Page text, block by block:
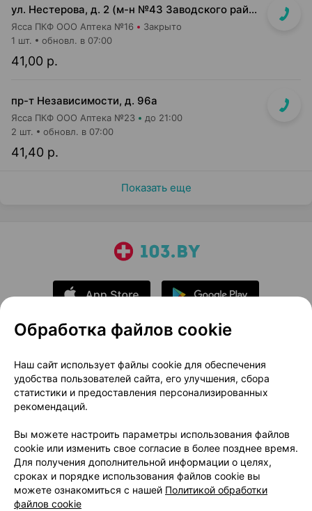
ул. Нестерова, д. 2 (м-н №43 Заводского райпищеторга)
Ясса ПКФ ООО Аптека №16 Закрыто
41,00 р.
1 шт. обновл. в 07:00
пр-т Независимости, д. 96а
Ясса ПКФ ООО Аптека №23 до 21:00
41,40 р.
2 шт. обновл. в 07:00
Показать еще
О проекте
Новости проекта
Размещение рекламы
Медицинский маркетинг
Публичный договор
Доставка
Способы оплаты
Вакансии
Партнеры
Написать руководителю 103.by
Написать в поддержку
Персональные настройки Cookie
Обработка файлов cookie
Наш сайт использует файлы cookie для обеспечения
удобства пользователей сайта, его улучшения, сбора
статистики и предоставления персонализированных
рекомендаций.
Вы можете настроить параметры использования файлов
cookie или изменить свое согласие в более позднее время.
Для получения дополнительной информации о целях,
сроках и порядке использования файлов cookie вы
можете ознакомиться с нашей Политикой обработки
файлов cookie